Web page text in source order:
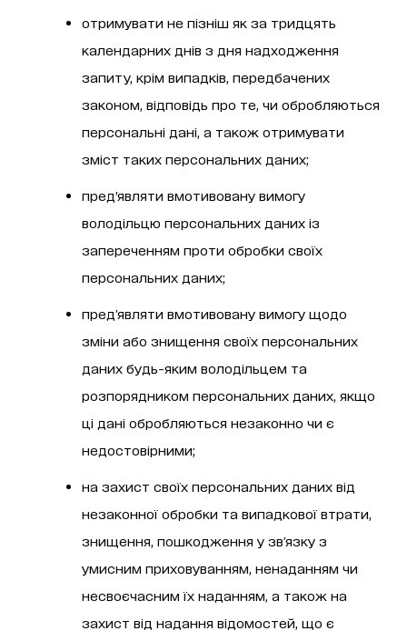
отримувати не пізніш як за тридцять
календарних днів з дня надходження
запиту, крім випадків, передбачених
законом, відповідь про те, чи обробляються
персональні дані, а також отримувати
зміст таких персональних даних;
пред’являти вмотивовану вимогу
володільцю персональних даних із
запереченням проти обробки своїх
персональних даних;
пред'являти вмотивовану вимогу щодо
зміни або знищення своїх персональних
даних будь-яким володільцем та
розпорядником персональних даних, якщо
ці дані обробляються незаконно чи є
недостовірними;
на захист своїх персональних даних від
незаконної обробки та випадкової втрати,
знищення, пошкодження у зв'язку з
умисним приховуванням, ненаданням чи
несвоєчасним їх наданням, а також на
захист від надання відомостей, що є